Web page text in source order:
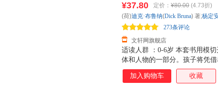
近发货，85%城市次日达，团
适读人群 ：0-6岁 本套书用模
体和人物的一部分。孩子将凭
文本既浅显易懂，又生动有趣
菲形象，最容易唤起孩子的兴
¥37.80 定价： ¥80.00 (4.73折)
文轩网旗舰店
273条评论
(荷)迪克·布鲁纳(Dick Bruna) 著;杨定
加入购物车 收藏